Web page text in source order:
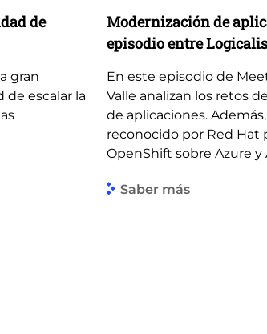
de
gran
de escalar la
Modernización de
episodio entre
En este episodio de
Valle analizan los retos
de aplicaciones.
reconocido por Red Hat
OpenShift sobre Azure y
Saber más